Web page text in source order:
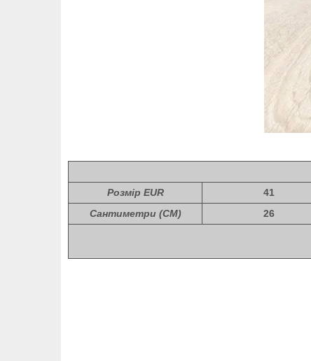
Розмір EUR
41
Сантиметри (СМ)
26